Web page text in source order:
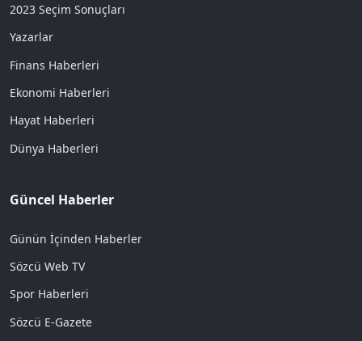
2023 Seçim Sonuçları
Yazarlar
Finans Haberleri
Ekonomi Haberleri
Hayat Haberleri
Dünya Haberleri
Güncel Haberler
Günün İçinden Haberler
Sözcü Web TV
Spor Haberleri
Sözcü E-Gazete